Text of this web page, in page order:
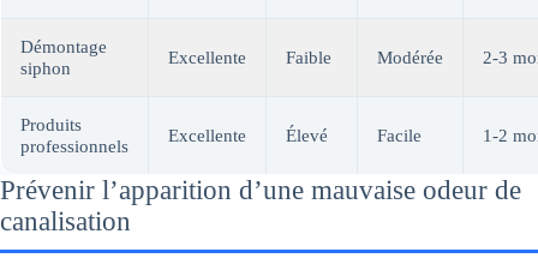
Démontage
siphon
Excellente Faible Modérée 2-3
Produits
professionnels
Excellente Élevé Facile 1-2
Prévenir l’apparition d’une mauvaise odeur de
canalisation